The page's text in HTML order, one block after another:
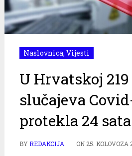
Naslovnica, Vijesti
U Hrvatskoj
slučajeva
protekla 24 sata
BYREDAKCIJA ON 25. KOLOVOZA